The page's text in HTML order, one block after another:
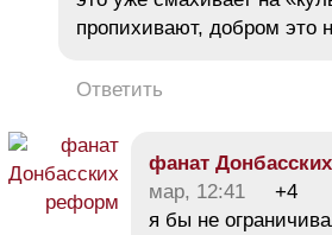
пропихивают, добром это
Ответить
фанат
мар, 12:41
+4
я бы не